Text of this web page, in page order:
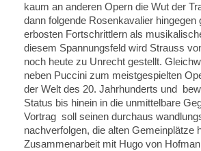
kaum an anderen Opern die Wut der
dann folgende Rosenkavalier hingegen
erbosten Fortschrittlern als
diesem Spannungsfeld wird Strauss
noch heute zu Unrecht gestellt.
neben Puccini zum meistgespielten
der Welt des 20. Jahrhunderts und
Status bis hinein in die unmittelbare
Vortrag soll seinen durchaus
nachverfolgen, die alten Gemeinplätze
Zusammenarbeit mit Hugo von